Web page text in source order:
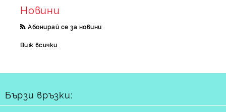
Новини
Абонирай се за новини
Виж всички
Бързи връзки: